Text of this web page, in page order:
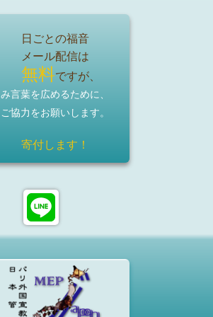
日ごとの福音
メール配信は
無料ですが、
み言葉を広めるために、
ご協力をお願いします。
寄付します！